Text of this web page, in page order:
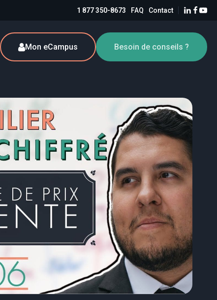
1 877 350-8673 FAQ Contact
Mon eCampus Besoin de conseils ?